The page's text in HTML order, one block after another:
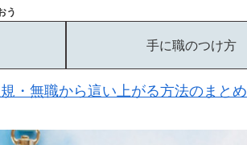
う
手に職のつけ方
・無職から這い上がる方法のまとめ